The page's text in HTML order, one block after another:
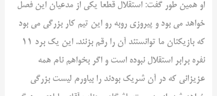
او همین طور گفت: استقلال قطعا یکی از مدعیان این فصل
خواهد می بود و پیروزی روبه رو این تیم کار بزرگی می بود
که بازیکنان ما توانستند آن را رقم بزنند. این یک برد 11
نفره برابر استقلال نبوده است و اگر بخواهم نام همه
عزیزانی که در آن شریک بودند را بیاورم لیست بزرگی